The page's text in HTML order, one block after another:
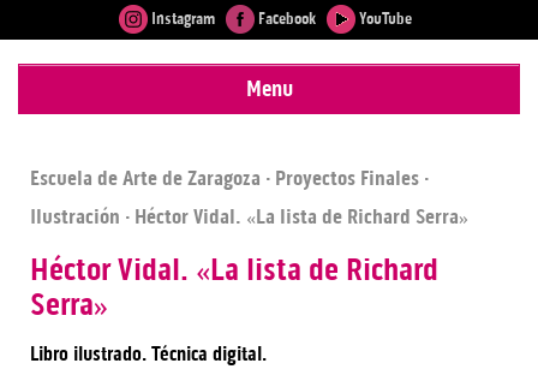
Instagram Facebook YouTube
Menu
Escuela de Arte de Zaragoza · Proyectos Finales ·
Ilustración · Héctor Vidal. «La lista de Richard Serra»
Héctor Vidal. «La lista de Richard
Serra»
Libro ilustrado. Técnica digital.